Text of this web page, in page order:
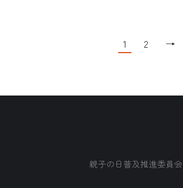
1 2 →
親子の日普及推進委員会